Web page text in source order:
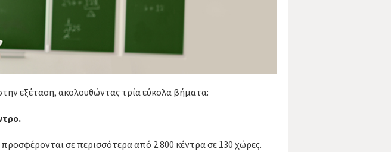
εξέταση, ακολουθώντας τρία εύκολα βήματα:
σε περισσότερα από 2.800 κέντρα σε 130 χώρες.